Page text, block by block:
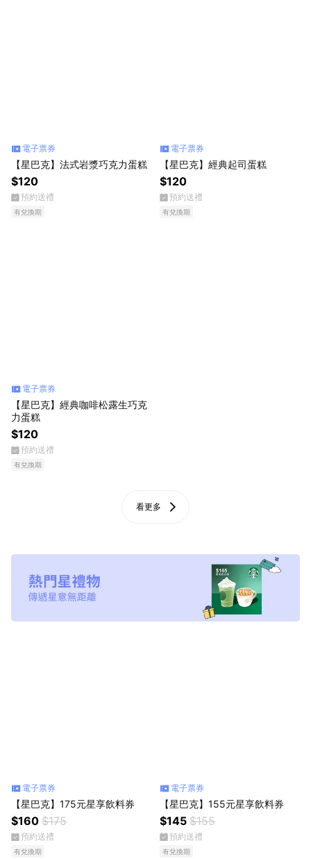
電子票券
【星巴克】法式岩漿巧克力蛋糕
$120
預約送禮
有兌換期
電子票券
【星巴克】經典起司蛋糕
$120
預約送禮
有兌換期
電子票券
【星巴克】經典咖啡松露生巧克
力蛋糕
$120
預約送禮
有兌換期
看更多
電子票券
【星巴克】175元星享飲料券
$160 $175
預約送禮
有兌換期
電子票券
【星巴克】155元星享飲料券
$145 $155
預約送禮
有兌換期